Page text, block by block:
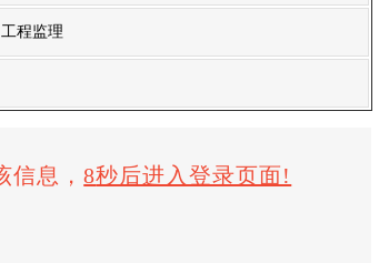
工程监理
信息，8秒后进入登录页面!